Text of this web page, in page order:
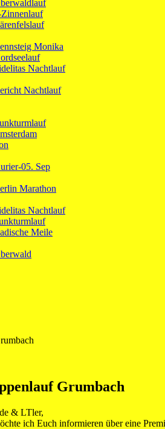
Monika
Nachtlauf
Nachtlauf
05. Sep
Marathon
Nachtlauf
Meile
Grumbach
& LTler,
ich Euch informieren über eine